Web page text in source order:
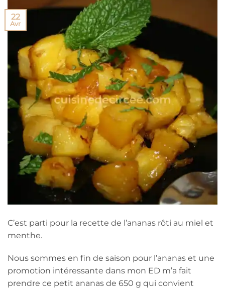
22
Avr
C’est parti pour la recette de l’ananas rôti au miel et
menthe.
Nous sommes en fin de saison pour l’ananas et une
promotion intéressante dans mon ED m’a fait
prendre ce petit ananas de 650 g qui convient